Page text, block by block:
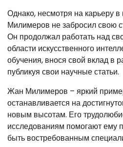
Однако, несмотря на карьеру
Милимеров не забросил свою
Он продолжал работать над
области искусственного
обучения, внося свой вклад в
публикуя свои научные статьи.
Жан Милимеров – яркий
останавливается на
новым высотам. Его
исследованиям помогают ему
быть востребованным